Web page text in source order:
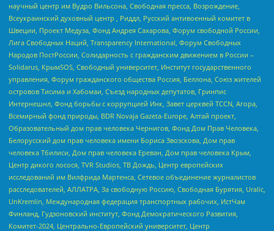
научный центр им Вудро Вильсона, Свободная пресса, Возрождение,
Всеукраинский духовный центр , Риддл, Русский антивоенный комитет в
Швеции, Проект Медуза, Фонд Андрея Сахарова, Форум свободной России,
Лига Свободных Наций, Transparеncy International, Форум Свободных
Народов ПостРоссии, Солидарность с гражданским движением в России –
Solidarus, КрымSOS, Свободный университет, Институт государственного
управления, Форум гражданского общества Россия, Беллона, Союз жителей
островов Тисима и Хабомаи, Съезд народных депутатов, Гринпис
Интернешнл, Фонд борьбы с коррупцией Инк, Завет церквей TCCN, Агора,
Всемирный фонд природы, BDR Novaja Gazeta-Europe, Алтай проект,
Образовательный дом прав человека Чернигов, Фонд Дом Прав Человека,
Белорусский дом прав человека имени Бориса Звозскова, Дом прав
человека Тбилиси, Дом прав человека Ереван, Дом прав человека Крым,
Центр дикого лосося, TVR Studios, ТВ Дождь, Центр европейских
исследований им Вилфрида Мартенса, Сетевое объединение журналистов
расследователей, АЛЛАТРА, За свободную Россию, Свободная Бурятия, Uralic,
UnKremlin, Международная федерация транспортных рабочих, ИстЧам
Финланд, Гудзоновский институт, Фонд Демократического Развития,
Комитет-2024, Центрально-Европейский университет, Центр